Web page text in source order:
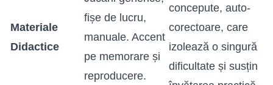
Materiale
Didactice
fișe de lucru,
manuale. Accent
pe memorare și
reproducere.
concepute, auto-
corectoare, care
izolează o singură
dificultate și susțin